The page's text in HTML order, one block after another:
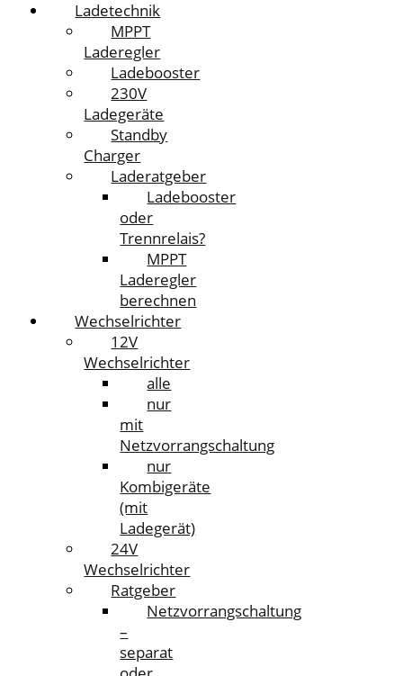
Ladetechnik
MPPT
Laderegler
Ladebooster
230V
Ladegeräte
Standby
Charger
Laderatgeber
Ladebooster
oder
Trennrelais?
MPPT
Laderegler
berechnen
Wechselrichter
12V
Wechselrichter
alle
nur
mit
Netzvorrangschaltung
nur
Kombigeräte
(mit
Ladegerät)
24V
Wechselrichter
Ratgeber
Netzvorrangschaltung
–
separat